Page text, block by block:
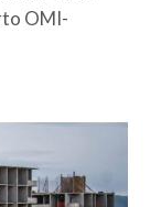
OMI-